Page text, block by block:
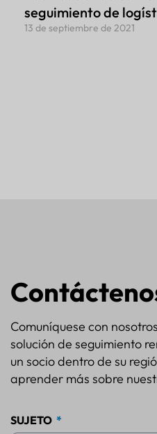
seguimiento de
13 de septiembre de 2021
Comuníquese con
solución de seguimiento
un socio dentro de su
aprender más sobre
SUJETO